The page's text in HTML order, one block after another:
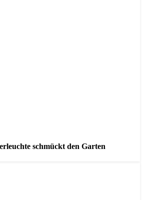
schmückt den Garten